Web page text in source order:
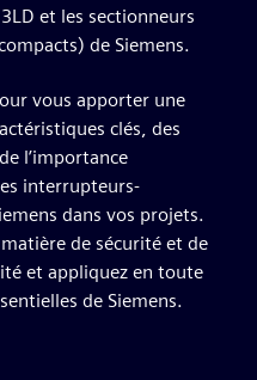
et les sectionneurs
de Siemens.
vous apporter une
clés, des
l’importance
interrupteurs-
dans vos projets.
de sécurité et de
et appliquez en toute
de Siemens.